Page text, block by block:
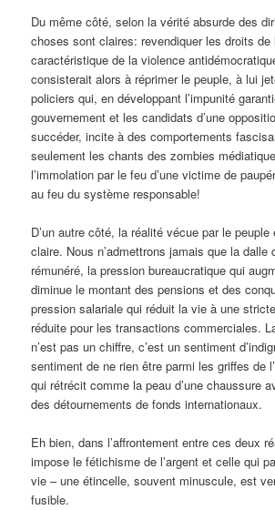
Du même côté, selon la vérité absurde des
choses sont claires: revendiquer les droits de
caractéristique de la violence
consisterait alors à réprimer le peuple, à lui
policiers qui, en développant l’impunité
gouvernement et les candidats d’une
succéder, incite à des comportements
seulement les chants des zombies
l’immolation par le feu d’une victime de
au feu du système responsable!
D’un autre côté, la réalité vécue par le
claire. Nous n’admettrons jamais que la dalle
rémunéré, la pression bureaucratique qui
diminue le montant des pensions et des
pression salariale qui réduit la vie à une
réduite pour les transactions commerciales.
n’est pas un chiffre, c’est un sentiment
sentiment de ne rien être parmi les griffes de
qui rétrécit comme la peau d’une chaussure
des détournements de fonds internationaux.
Eh bien, dans l’affrontement entre ces deux
impose le fétichisme de l’argent et celle qui
vie – une étincelle, souvent minuscule, est
fusible.